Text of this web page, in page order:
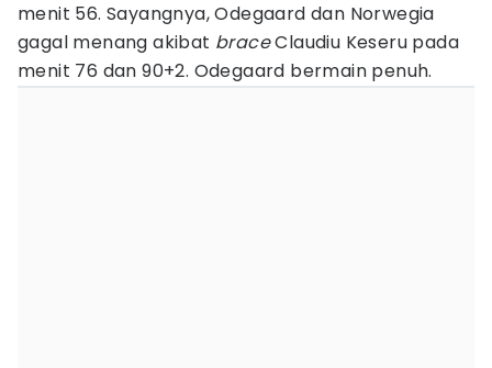
menit 56. Sayangnya, Odegaard dan Norwegia
gagal menang akibat braceClaudiu Keseru pada
menit 76 dan 90+2. Odegaard bermain penuh.